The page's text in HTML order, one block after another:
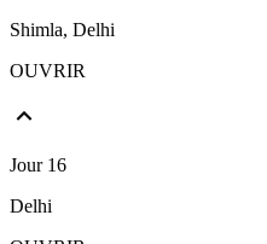
Shimla, Delhi
OUVRIR
Jour 16
Delhi